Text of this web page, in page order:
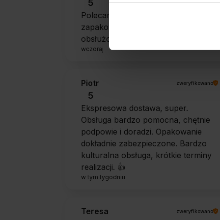
5
Polecam szybko sprawnie dobrze
zapakowane Zostałem świetnie
obsłużony. Brawa dla pracowników.
wczoraj
Piotr zweryfikowano
5
Ekspresowa dostawa, super.
Obsługa bardzo pomocna, chętnie
podpowie i doradzi. Opakowanie
dokładnie zabezpieczone. Bardzo
kulturalna obsługa, krótkie terminy
realizacji. 👍️
w tym tygodniu
Teresa zweryfikowano